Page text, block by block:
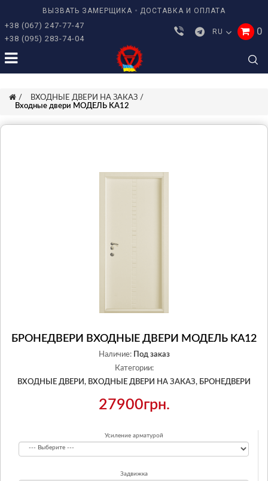
ВЫЗВАТЬ ЗАМЕРЩИКА ДОСТАВКА И ОПЛАТА
+38 (067) 247-77-47
+38 (095) 283-74-04
RU 0
ВХОДНЫЕ ДВЕРИ НА ЗАКАЗ
Входные двери МОДЕЛЬ KA12
БРОНЕДВЕРИ ВХОДНЫЕ ДВЕРИ МОДЕЛЬ KA12
Наличие:
Под заказ
Категории:
ВХОДНЫЕ ДВЕРИ, ВХОДНЫЕ ДВЕРИ НА ЗАКАЗ, БРОНЕДВЕРИ
27900грн.
Усиление арматурой
Задвижка